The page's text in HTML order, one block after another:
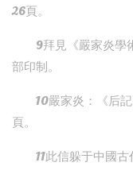
26頁。
9拜見《嚴家炎學
部印制。
10嚴家炎：《后
頁。
11此信躲于中國古